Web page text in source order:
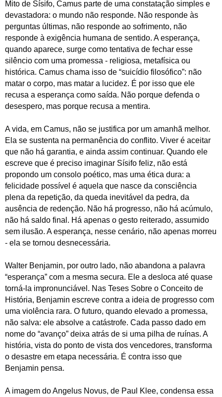
Mito de Sísifo, Camus parte de uma constatação simples e
devastadora: o mundo não responde. Não responde às
perguntas últimas, não responde ao sofrimento, não
responde à exigência humana de sentido. A esperança,
quando aparece, surge como tentativa de fechar esse
silêncio com uma promessa - religiosa, metafísica ou
histórica. Camus chama isso de “suicídio filosófico”: não
matar o corpo, mas matar a lucidez. É por isso que ele
recusa a esperança como saída. Não porque defenda o
desespero, mas porque recusa a mentira.
A vida, em Camus, não se justifica por um amanhã melhor.
Ela se sustenta na permanência do conflito. Viver é aceitar
que não há garantia, e ainda assim continuar. Quando ele
escreve que é preciso imaginar Sísifo feliz, não está
propondo um consolo poético, mas uma ética dura: a
felicidade possível é aquela que nasce da consciência
plena da repetição, da queda inevitável da pedra, da
ausência de redenção. Não há progresso, não há acúmulo,
não há saldo final. Há apenas o gesto reiterado, assumido
sem ilusão. A esperança, nesse cenário, não apenas morreu
- ela se tornou desnecessária.
Walter Benjamin, por outro lado, não abandona a palavra
“esperança” com a mesma secura. Ele a desloca até quase
torná-la impronunciável. Nas Teses Sobre o Conceito de
História, Benjamin escreve contra a ideia de progresso com
uma violência rara. O futuro, quando elevado a promessa,
não salva: ele absolve a catástrofe. Cada passo dado em
nome do “avanço” deixa atrás de si uma pilha de ruínas. A
história, vista do ponto de vista dos vencedores, transforma
o desastre em etapa necessária. É contra isso que
Benjamin pensa.
A imagem do Angelus Novus, de Paul Klee, condensa essa